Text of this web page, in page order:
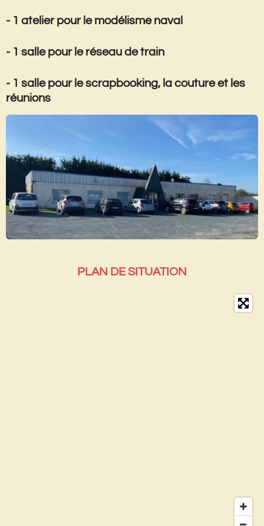
- 1 atelier pour le modélisme naval
- 1 salle pour le réseau de train
- 1 salle pour le scrapbooking, la couture et les
réunions
PLAN DE SITUATION